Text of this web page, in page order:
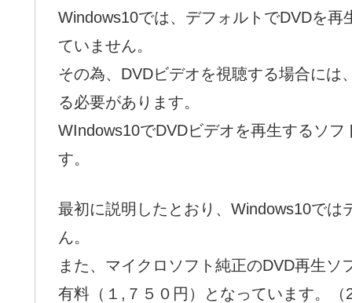
Windows10では、デフォルトでDVDを
ていません。
その為、DVDビデオを視聴する場合には
る必要があります。
WIndows10でDVDビデオを再生するソ
す。
最初に説明したとおり、Windows10で
ん。
また、マイクロソフト純正のDVD再生
有料（１,７５０円）となっています。（